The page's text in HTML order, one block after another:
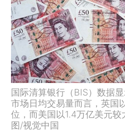
国际清算银行（BIS）数据
市场日均交易量而言，英国
位，而美国以1.4万亿美元较
图/视觉中国